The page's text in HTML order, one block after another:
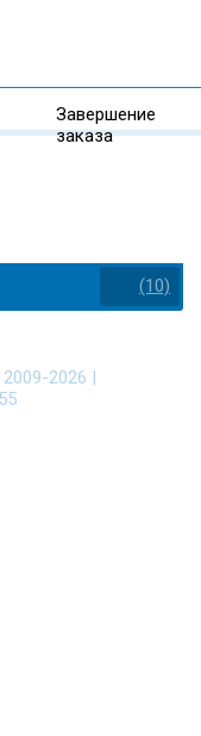
Завершение
заказа
(10)
2009-2026 |